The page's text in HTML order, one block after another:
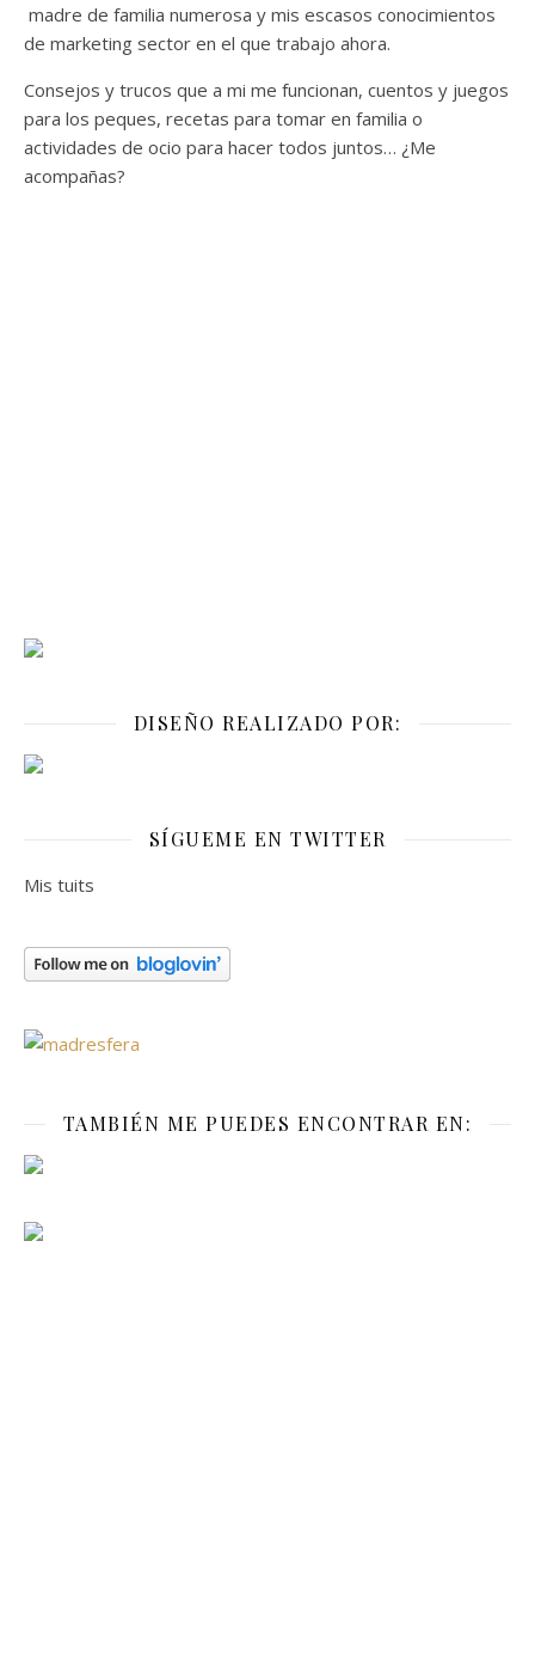
madre de familia numerosa y mis escasos conocimientos
de marketing sector en el que trabajo ahora.
Consejos y trucos que a mi me funcionan, cuentos y juegos
para los peques, recetas para tomar en familia o
actividades de ocio para hacer todos juntos… ¿Me
acompañas?
DISEÑO REALIZADO POR:
SÍGUEME EN TWITTER
Mis tuits
TAMBIÉN ME PUEDES ENCONTRAR EN: